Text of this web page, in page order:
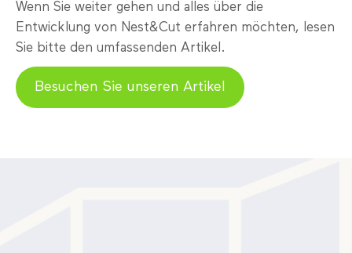
Wenn Sie weiter gehen und alles über die
Entwicklung von Nest&Cut erfahren möchten, lesen
Sie bitte den umfassenden Artikel.
Besuchen Sie unseren Artikel